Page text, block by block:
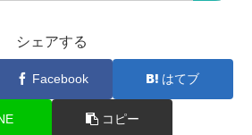
シェアする
Facebook はてブ
コピー